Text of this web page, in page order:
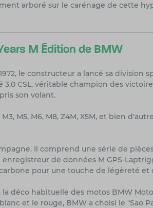
arboré sur le carénage de cette
M Édition de BMW
le constructeur a lancé sa division
CSL, véritable champion des
son volant.
M5, M6, M8, Z4M, X5M, et bien
Il comprend une série de
de données M GPS-
pour une touche de légèreté et
déco habituelle des motos BMW
et le rouge, BMW a choisi le "Sao